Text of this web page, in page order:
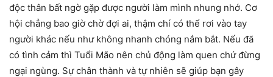
độc thân bất ngờ gặp được người làm mình nhung nhớ. Cơ
hội chẳng bao giờ chờ đợi ai, thậm chí có thể rơi vào tay
người khác nếu như không nhanh chóng nắm bắt. Nếu đã
có tình cảm thì Tuổi Mão nên chủ động làm quen chứ đừng
ngại ngùng. Sự chân thành và tự nhiên sẽ giúp bạn gây